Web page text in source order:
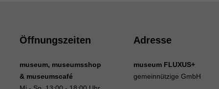
Öffnungszeiten
museum, museumsshop
& museumscafé
Adresse
museum FLUXUS+
gemeinnützige GmbH